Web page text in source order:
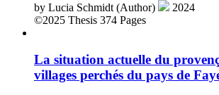
by Lucia Schmidt (Author)
2024
©2025 Thesis 374 Pages
La situation actuelle du
villages perchés du pays de